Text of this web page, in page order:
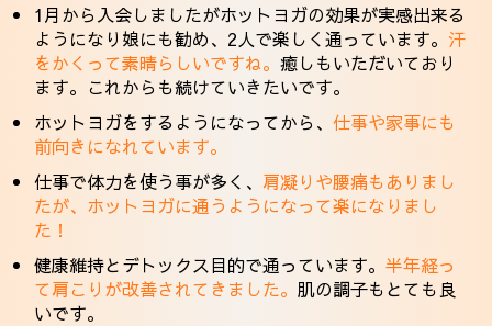
1月から入会しましたがホットヨガの効果が実感出来る
ようになり娘にも勧め、2人で楽しく通っています。汗
をかくって素晴らしいですね。癒しもいただいており
ます。これからも続けていきたいです。
ホットヨガをするようになってから、仕事や家事にも
前向きになれています。
仕事で体力を使う事が多く、 肩凝りや腰痛もありまし
たが、ホットヨガに通うようになって楽になりまし
た！
健康維持とデトックス目的で通っています。半年経っ
て肩こりが改善されてきました。肌の調子もとても良
いです。